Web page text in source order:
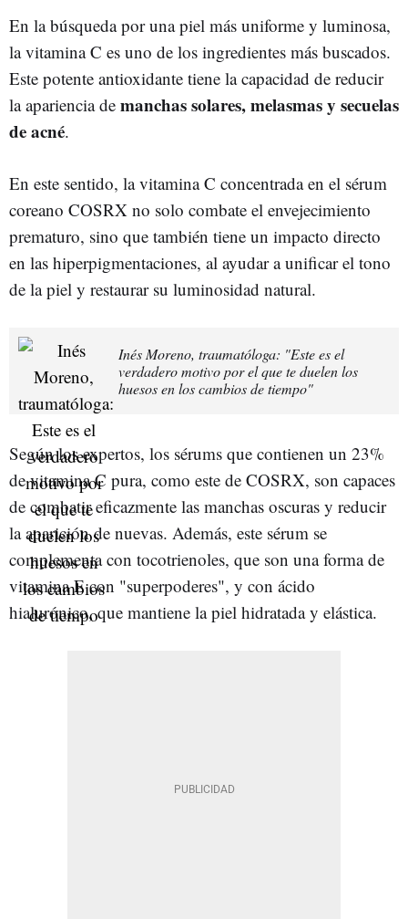
En la búsqueda por una piel más uniforme y luminosa,
la vitamina C es uno de los ingredientes más buscados.
Este potente antioxidante tiene la capacidad de reducir
la apariencia de manchas solares, melasmas y secuelas
de acné.
En este sentido, la vitamina C concentrada en el sérum
coreano COSRX no solo combate el envejecimiento
prematuro, sino que también tiene un impacto directo
en las hiperpigmentaciones, al ayudar a unificar el tono
de la piel y restaurar su luminosidad natural.
Inés Moreno, traumatóloga: "Este es el
verdadero motivo por el que te duelen los
huesos en los cambios de tiempo"
Según los expertos, los sérums que contienen un 23%
de vitamina C pura, como este de COSRX, son capaces
de combatir eficazmente las manchas oscuras y reducir
la aparición de nuevas. Además, este sérum se
complementa con tocotrienoles, que son una forma de
vitamina E con "superpoderes", y con ácido
hialurónico, que mantiene la piel hidratada y elástica.